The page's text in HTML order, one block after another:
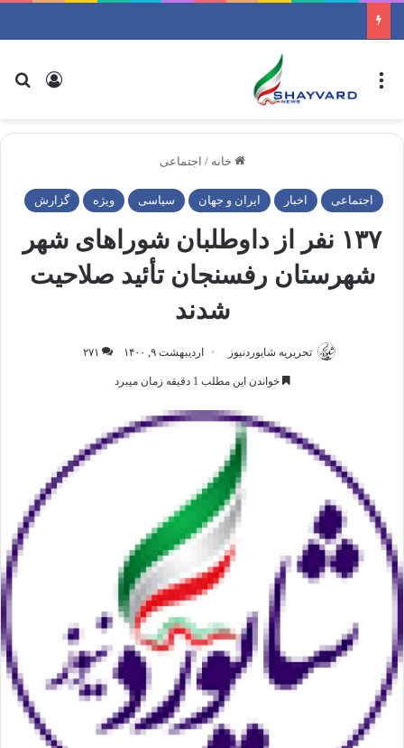
ورود
خانه / اجتماعی
اجتماعی اخبار ایران و جهان سیاسی ویژه گزارش
۱۳۷ نفر از داوطلبان شوراهای شهر
شهرستان رفسنجان تأئید صلاحیت
شدند
تحریریه شایوردنیوز اردیبهشت ۹, ۱۴۰۰ ۲۷۱
خواندن این مطلب 1 دقیقه زمان میبرد